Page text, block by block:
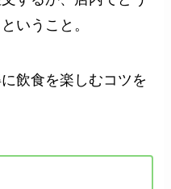
いうこと。
飲食を楽しむコツを